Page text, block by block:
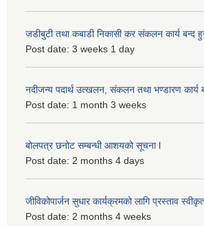
जडीबुटी तथा कबाडी निकासी कर संकलन कार्य बन्द
Post date: 3 weeks 1 day
नदीजन्य पदार्थ उत्खलन, संकलन तथा भण्डारण कार्य
Post date: 1 month 3 weeks
बोलपत्र छनोट सम्बन्धी आशयको सूचना l
Post date: 2 months 4 days
जीविकोपार्जन सुधार कार्यक्रमको लागि प्रस्ताव
Post date: 2 months 4 weeks